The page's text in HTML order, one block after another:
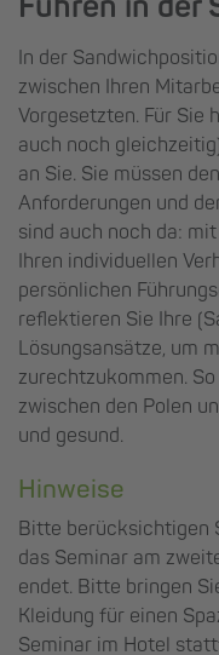
In der
zwischen Ihren
Vorgesetzten. Für Sie
auch noch
an Sie. Sie müssen
Anforderungen und
sind auch noch da:
Ihren individuellen
persönlichen
reflektieren Sie Ihre
Lösungsansätze, um
zurechtzukommen.
zwischen den Polen
und gesund.
Hinweise
Bitte berücksichtigen
das Seminar am
endet. Bitte bringen
Kleidung für einen
Seminar im Hotel